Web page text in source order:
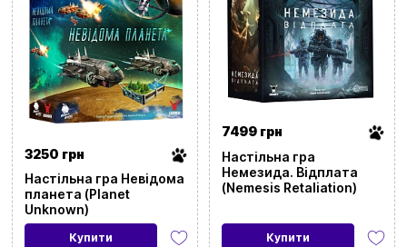
3250 грн
Настільна гра Невідома
планета (Planet
Unknown)
Купити
7499 грн
Настільна гра
Немезида. Відплата
(Nemesis Retaliation)
Купити